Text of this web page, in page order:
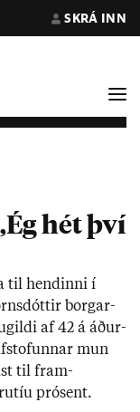
SKRÁ INN
hét því
til hend­inni í
borg­ar­
af 42 á áð­ur­
mun
til fram­
pró­sent.